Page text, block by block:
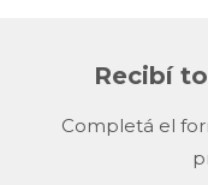
Recibí
Completá el